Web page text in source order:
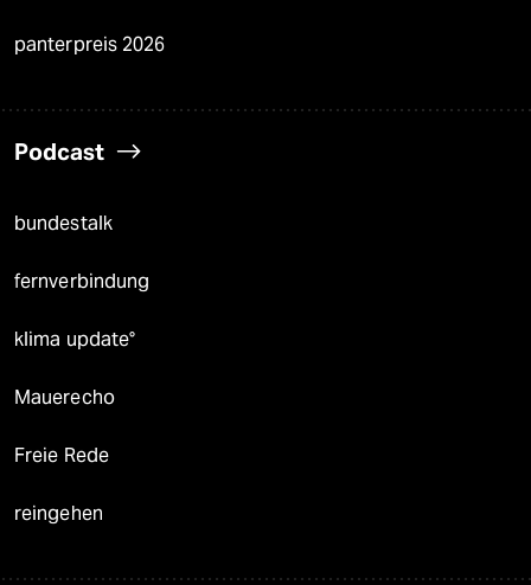
panterpreis 2026
Podcast
bundestalk
fernverbindung
klima update°
Mauerecho
Freie Rede
reingehen